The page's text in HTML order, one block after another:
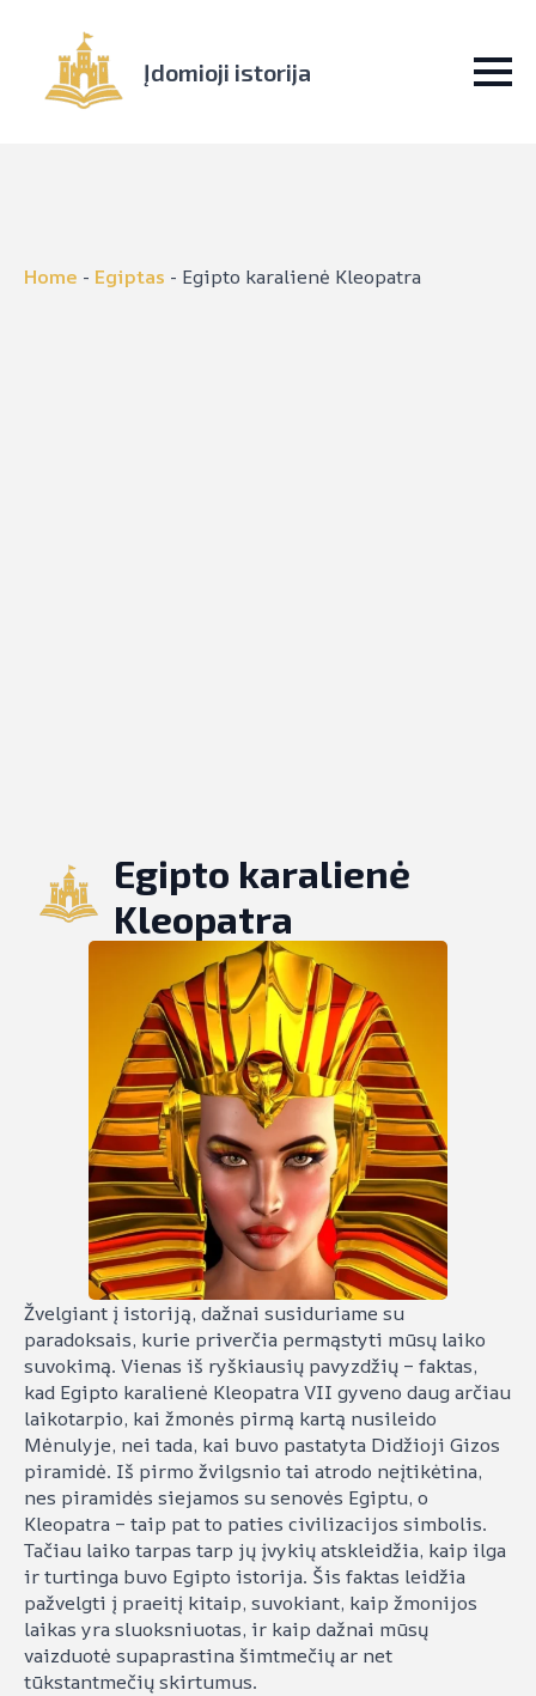
Įdomioji istorija
Home - Egiptas - Egipto karalienė Kleopatra
Egipto karalienė
Kleopatra
Žvelgiant į istoriją, dažnai susiduriame su
paradoksais, kurie priverčia permąstyti mūsų laiko
suvokimą. Vienas iš ryškiausių pavyzdžių – faktas,
kad Egipto karalienė Kleopatra VII gyveno daug arčiau
laikotarpio, kai žmonės pirmą kartą nusileido
Mėnulyje, nei tada, kai buvo pastatyta Didžioji Gizos
piramidė. Iš pirmo žvilgsnio tai atrodo neįtikėtina,
nes piramidės siejamos su senovės Egiptu, o
Kleopatra – taip pat to paties civilizacijos simbolis.
Tačiau laiko tarpas tarp jų įvykių atskleidžia, kaip ilga
ir turtinga buvo Egipto istorija. Šis faktas leidžia
pažvelgti į praeitį kitaip, suvokiant, kaip žmonijos
laikas yra sluoksniuotas, ir kaip dažnai mūsų
vaizduotė supaprastina šimtmečių ar net
tūkstantmečių skirtumus.